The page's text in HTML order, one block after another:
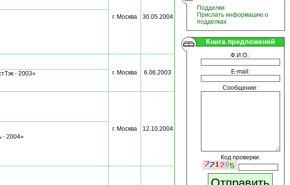
г. Москва
30.05.2004
г. Москва
6.06.2003
- 2003»
г. Москва
12.10.2004
- 2004»
Подделки
Прислать информацию о
подделках
Книга предложений
Ф.И.О.:
E-mail:
Сообщение:
Код проверки: